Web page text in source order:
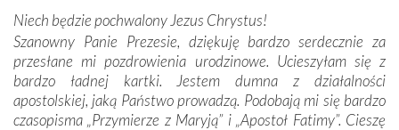
mieliśmy okazję przekonać się, że Maryja swoją opieką
otacza nie tylko nasz naród, lecz wszystkie nacje, które
się Jej ufnie oddają, a także każdą osobę, która zawierza
Jej siebie oraz swych bliskich.
Dzieje Portugalii to również historia wierności Bogu i
Niech będzie pochwalony Jezus Chrystus!
Szanowny Panie Prezesie, dziękuję bardzo serdecznie za
przesłane mi pozdrowienia urodzinowe. Ucieszyłam się z
bardzo ładnej kartki. Jestem dumna z działalności
apostolskiej, jaką Państwo prowadzą. Podobają mi się bardzo
czasopisma „Przymierze z Maryją” i „Apostoł Fatimy”. Cieszę